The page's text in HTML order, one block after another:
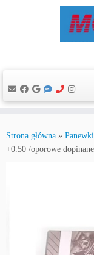
do
treści
Strona główna » Panewki
+0.50 /oporowe